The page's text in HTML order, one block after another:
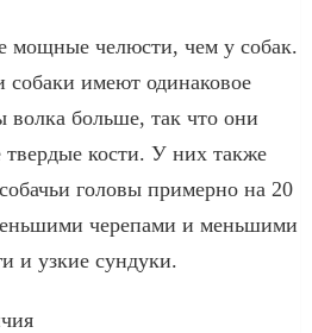
мощные челюсти, чем у собак.
собаки имеют одинаковое
волка больше, так что они
твердые кости. У них также
головы примерно на 20
черепами и меньшими
и узкие сундуки.